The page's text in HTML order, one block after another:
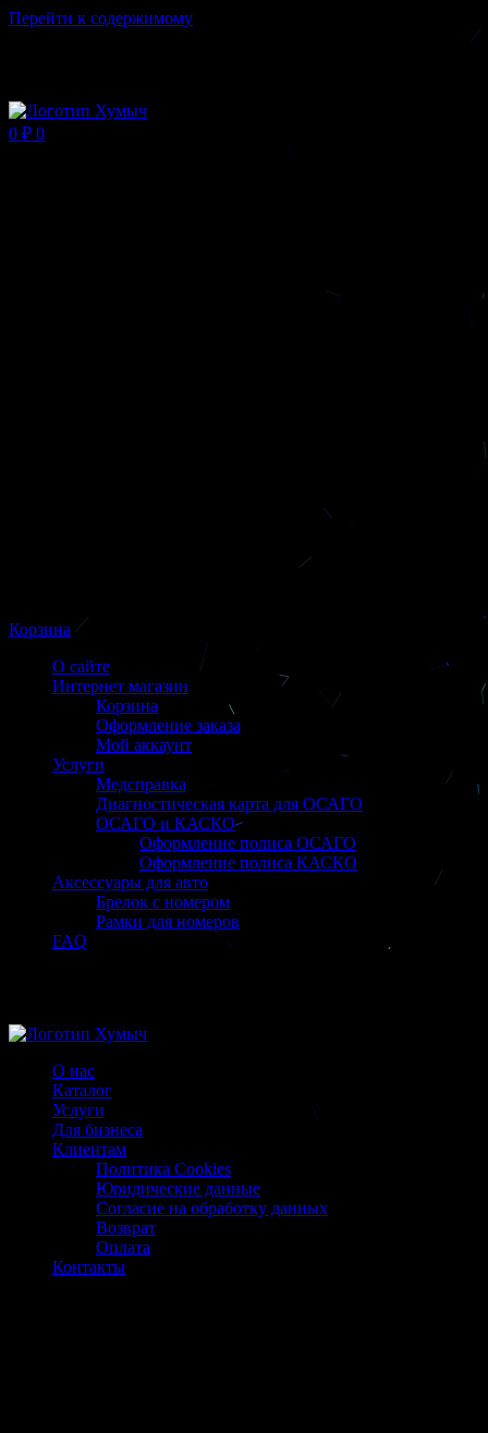
Перейти к содержимому
0 ₽ 0
Корзина
О сайте
Интернет магазин
Корзина
Оформление заказа
Мой аккаунт
Услуги
Медсправка
Диагностическая карта для ОСАГО
ОСАГО и КАСКО
Оформление полиса ОСАГО
Оформление полиса КАСКО
Аксессуары для авто
Брелок с номером
Рамки для номеров
FAQ
О нас
Каталог
Услуги
Для бизнеса
Клиентам
Политика Cookies
Юридические данные
Согласие на обработку данных
Возврат
Оплата
Контакты